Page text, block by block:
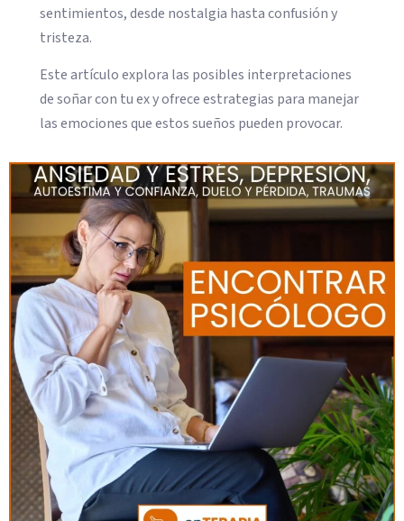
sentimientos, desde nostalgia hasta confusión y
tristeza.
Este artículo explora las posibles interpretaciones
de soñar con tu ex y ofrece estrategias para manejar
las emociones que estos sueños pueden provocar.